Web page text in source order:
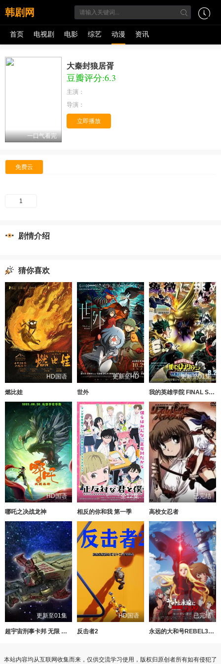
韩剧网
首页 电视剧 电影 综艺 动漫 资讯
一口气看完
大秦封狼居胥
豆瓣评分:6.3
主演：
导演：
立即播放
免费云
1
剧情介绍
猜你喜欢
HD国语
燃比娃
更新至HD
世外
更新至01集
我的英雄学院 FINAL SEASON 特别篇
HD国语
哪吒之决战龙神
全12集
相反的你和我 第一季
已完结
高校女忍者
更新至01集
超宇宙刑事卡邦 无限 外传
HD国语
反击者2
已完结
永远的大和号REBEL3199第六章碧蓝迷宫
本站内容均从互联网收集而来，仅供交流学习使用，版权归原创者所有如有侵犯了